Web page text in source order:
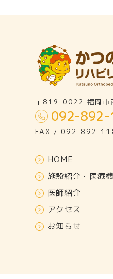
〒819-0022 福岡市
092-892-
FAX / 092-892-
HOME
施設紹介・医療
医師紹介
アクセス
お知らせ